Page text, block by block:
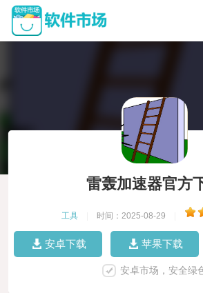
雷轰加速器官方
工具 时间：2025-08-29
安卓下载 苹果下载
安卓市场，安全绿